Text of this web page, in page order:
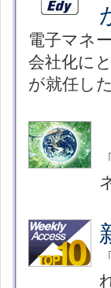
電子マネ
会社化に
が就任し